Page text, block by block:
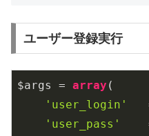
ユーザー登録実行
$args = array (
'user_login'
'user_pass'